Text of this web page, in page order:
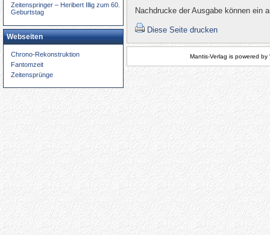
Nachdrucke der Ausgabe können ein
Diese Seite drucken
Zeitenspringer – Heribert Illig zum 60.
Geburtstag
Webseiten
Chrono-Rekonstruktion
Fantomzeit
Zeitensprünge
Mantis-Verlag is powered by